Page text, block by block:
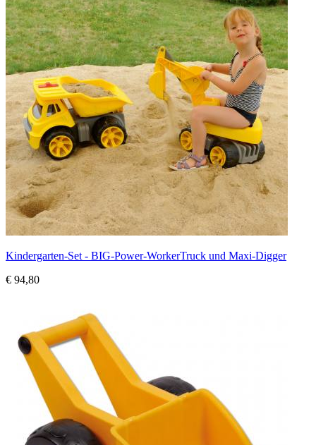
Kindergarten-Set - BIG-Power-WorkerTruck und Maxi-Digger
€ 94,80